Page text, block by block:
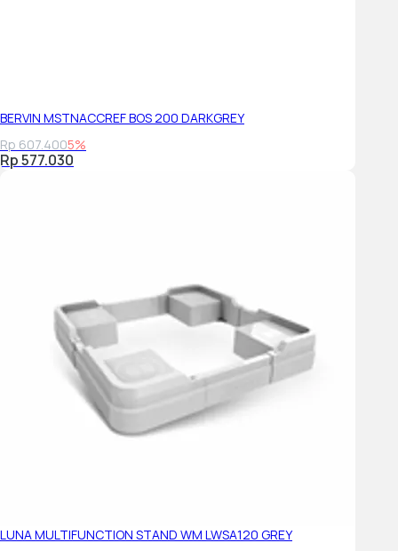
BERVIN MSTNACCREF BOS 200 DARKGREY
Rp 607.4005%
Rp 577.030
LUNA MULTIFUNCTION STAND WM LWSA120 GREY